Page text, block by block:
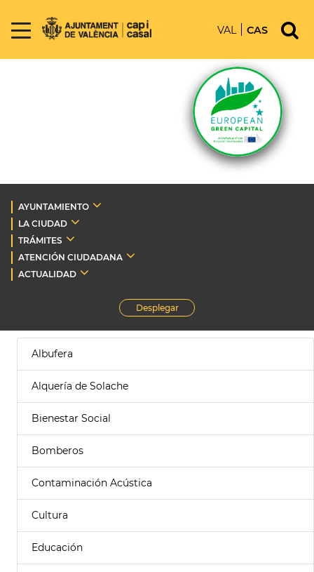
VAL CAS
AYUNTAMIENTO
LA CIUDAD
TRÁMITES
ATENCIÓN CIUDADANA
ACTUALIDAD
Desplegar
Albufera
Alquería de Solache
Bienestar Social
Bomberos
Contaminación Acústica
Cultura
Educación